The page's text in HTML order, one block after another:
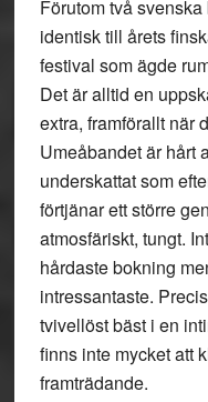
Förutom två
identisk till årets
festival som ägde
Det är alltid en
extra, framförallt när
Umeåbandet är hårt
underskattat som
förtjänar ett större
atmosfäriskt, tungt.
hårdaste bokning
intressantaste.
tvivellöst bäst i en
finns inte mycket att
framträdande.